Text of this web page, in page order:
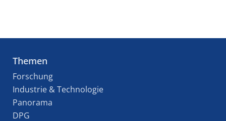
Themen
Forschung
Industrie & Technologie
Panorama
DPG